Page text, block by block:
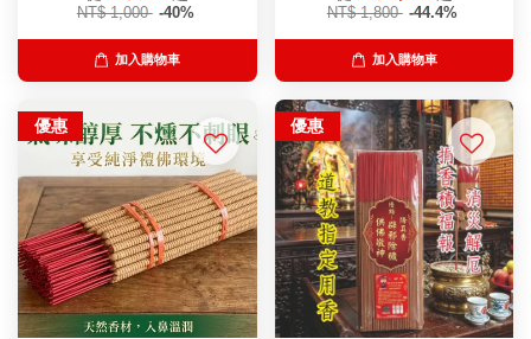
NT$ 1,000 -40%
加入購物車
NT$ 1,800 -44.4%
加入購物車
優惠 優惠